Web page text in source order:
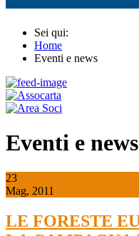
Sei qui:
Home
Eventi e news
Eventi e news
23
Mag, 2011
LE FORESTE